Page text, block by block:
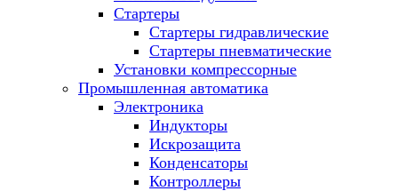
Стартеры
Стартеры гидравлические
Стартеры пневматические
Установки компрессорные
Промышленная автоматика
Электроника
Индукторы
Искрозащита
Конденсаторы
Контроллеры